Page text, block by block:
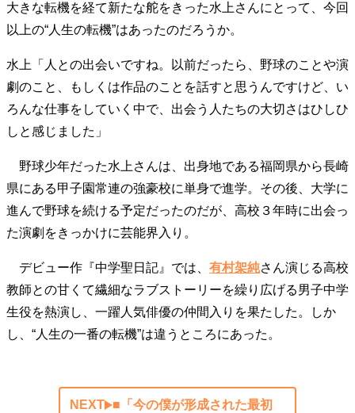
私を彩るエッセンス
60代のネクストステージ
70代のグランドデザイン
社会・カルチャー・マネー
地域とつながる/お金との付き合い方
大きな転機を経て新たな舵をきった水上さんにとって、今回
以上の“人生の転機”はあったのだろうか。
水上「人との出会いですね。以前だったら、野球のことや演
劇のこと、もしくは作品のことを話すと思うんですけど、い
ろんな仕事をしていく中で、出会う人たちの大切さはひしひ
しと感じました」
野球少年だった水上さんは、出身地である福岡県から長崎
県にある甲子園常連の強豪校に単身で進学。その後、大学に
進んで野球を続ける予定だったのだが、高校３年時に出会っ
た演劇をきっかけに芸能界入り。
デビュー作『中学聖日記』では、 有村架純さん演じる高校
教師との甘くて繊細なラブストーリーを繰り広げる男子中学
生役を熱演し、一躍人気俳優の仲間入りを果たした。しか
し、“人生の一番の転機”は違うところにあった。
NEXT
■「今の僕が形成された最初